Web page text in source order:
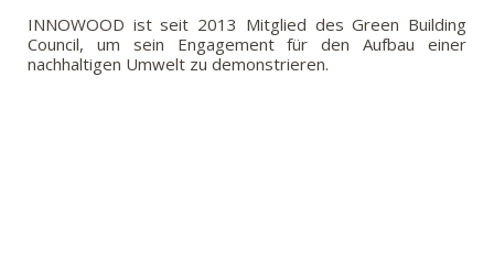
INNOWOOD ist seit 2013 Mitglied des Green Building
Council, um sein Engagement für den Aufbau einer
nachhaltigen Umwelt zu demonstrieren.